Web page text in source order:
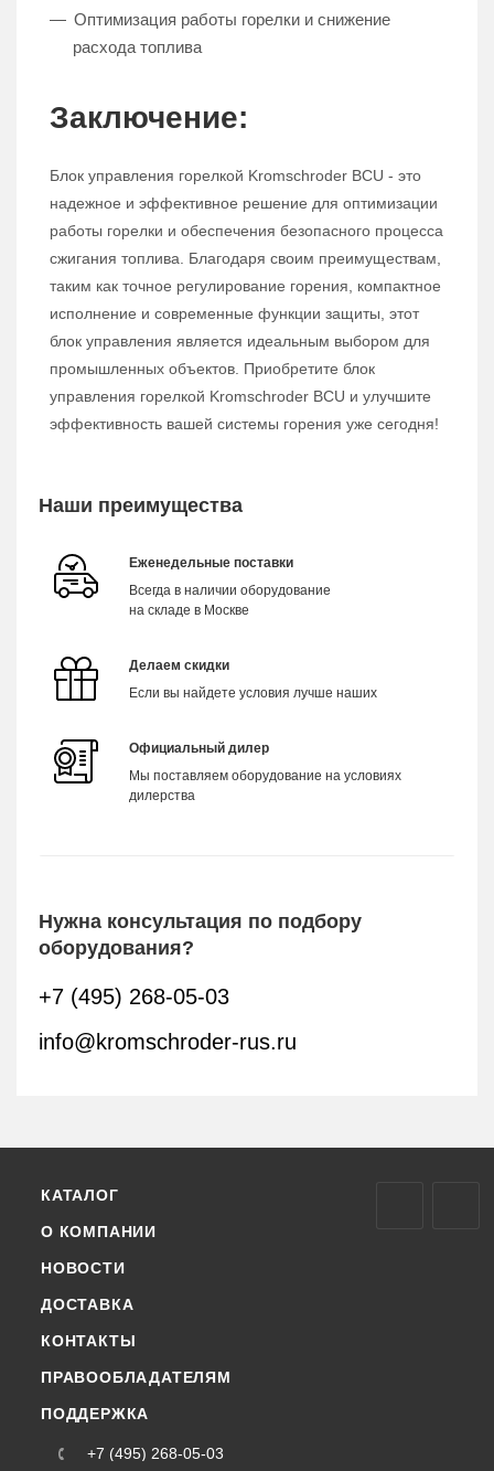
Оптимизация работы горелки и снижение
расхода топлива
Заключение:
Блок управления горелкой Kromschroder BCU - это
надежное и эффективное решение для оптимизации
работы горелки и обеспечения безопасного процесса
сжигания топлива. Благодаря своим преимуществам,
таким как точное регулирование горения, компактное
исполнение и современные функции защиты, этот
блок управления является идеальным выбором для
промышленных объектов. Приобретите блок
управления горелкой Kromschroder BCU и улучшите
эффективность вашей системы горения уже сегодня!
Наши преимущества
Еженедельные поставки
Всегда в наличии оборудование
на складе в Москве
Делаем скидки
Если вы найдете условия лучше наших
Официальный дилер
Мы поставляем оборудование на условиях
дилерства
Нужна консультация по подбору
оборудования?
+7 (495) 268-05-03
info@kromschroder-rus.ru
КАТАЛОГ
О КОМПАНИИ
НОВОСТИ
ДОСТАВКА
КОНТАКТЫ
ПРАВООБЛАДАТЕЛЯМ
ПОДДЕРЖКА
+7 (495) 268-05-03